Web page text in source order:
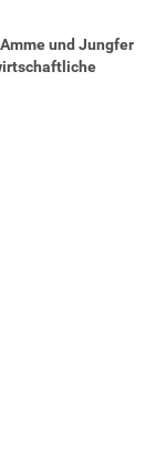
und Jungfer